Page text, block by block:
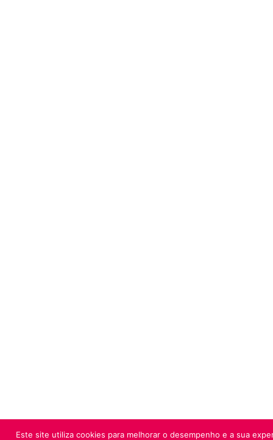
Este site utiliza cookies para melhorar o desempenho e a sua